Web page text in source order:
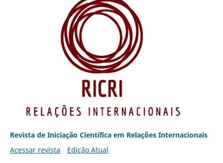
Revista de Iniciação Científica em Relações Internacionais
Acessar revista
Edição Atual